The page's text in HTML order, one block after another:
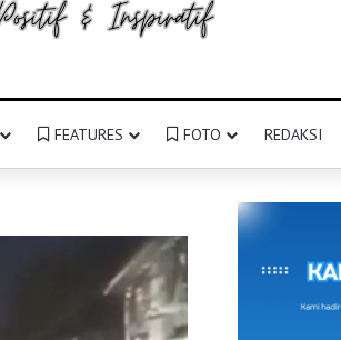
FEATURES FOTO REDAKSI